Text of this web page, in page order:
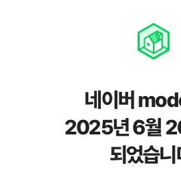
네이버
2025년 6월
되었습